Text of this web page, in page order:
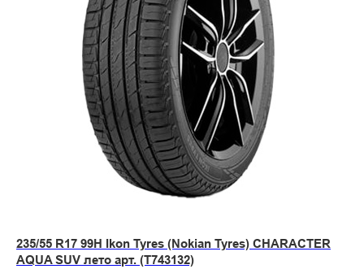
235/55 R17 99H Ikon Tyres (Nokian Tyres) CHARACTER
AQUA SUV лето арт. (T743132)